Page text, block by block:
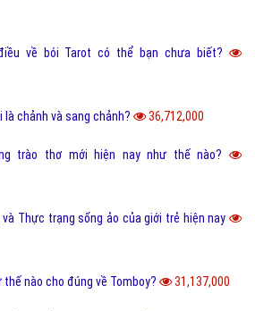
về bói Tarot có thể bạn chưa biết?
chảnh và sang chảnh? 36,712,000
trào thơ mới hiện nay như thế nào?
Thực trạng sống ảo của giới trẻ hiện nay
thế nào cho đúng về Tomboy? 31,137,000